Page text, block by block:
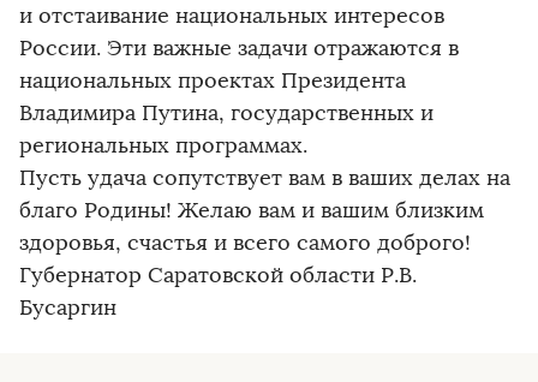
и отстаивание национальных интересов
России. Эти важные задачи отражаются в
национальных проектах Президента
Владимира Путина, государственных и
региональных программах.
Пусть удача сопутствует вам в ваших делах на
благо Родины! Желаю вам и вашим близким
здоровья, счастья и всего самого доброго!
Губернатор Саратовской области Р.В.
Бусаргин